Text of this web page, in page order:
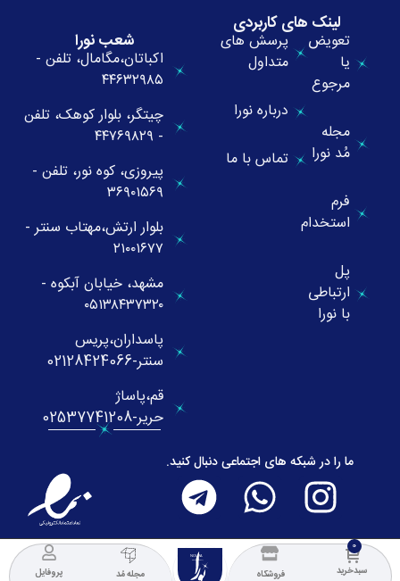
سبدخرید فروشگاه
COLLECTION
NOURA
مجله مُد پروفایل
لینک های کاربردی
تعویض
یا
مرجوع
مجله
مُد نورا
فرم
استخدام
پل
ارتباطی
با نورا
پرسش های
متداول
درباره نورا
تماس با ما
شعب نورا
اکباتان،مگامال، تلفن -
۴۴۶۳۲۹۸۵
چیتگر، بلوار کوهک، تلفن
- ۴۴۷۶۹۸۲۹
پیروزی، کوه نور، تلفن -
۳۶۹۰۱۵۶۹
بلوار ارتش،مهتاب سنتر -
۲۱۰۰۱۶۷۷
مشهد، خیابان آبکوه -
۰۵۱۳۸۴۳۷۳۲۰
پاسداران،پریس
سنتر-02128424066
قم،پاساژ
حریر-02537741208
ما را در شبکه های اجتماعی دنبال کنید.